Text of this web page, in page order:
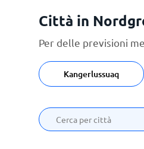
Città in
Per delle previsioni
Kangerlussuaq